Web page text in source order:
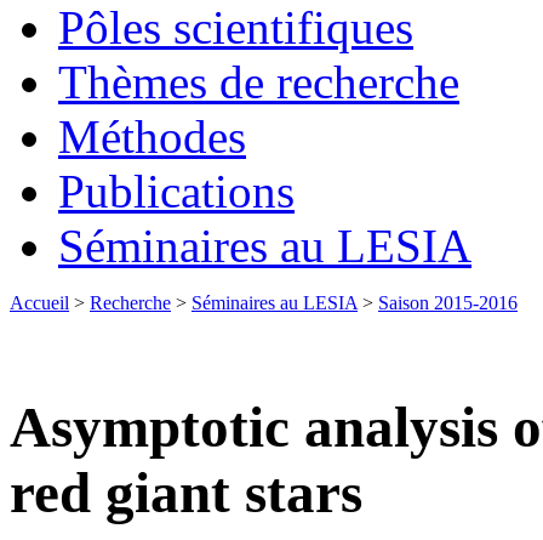
Pôles scientifiques
Thèmes de recherche
Méthodes
Publications
Séminaires au LESIA
Accueil > Recherche > Séminaires au LESIA > Saison 2015-2016
Asymptotic analysis
red giant stars